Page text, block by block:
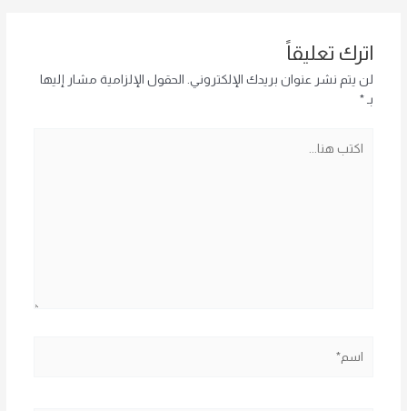
اترك تعليقاً
لن يتم نشر عنوان بريدك الإلكتروني.
الحقول الإلزامية مشار إليها
بـ *
هنا...